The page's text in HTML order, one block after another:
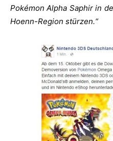
Pokémon Alpha Saphir in
Hoenn-Region stürzen.“